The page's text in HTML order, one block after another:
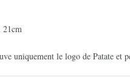
21cm
uniquement le logo de Patate et